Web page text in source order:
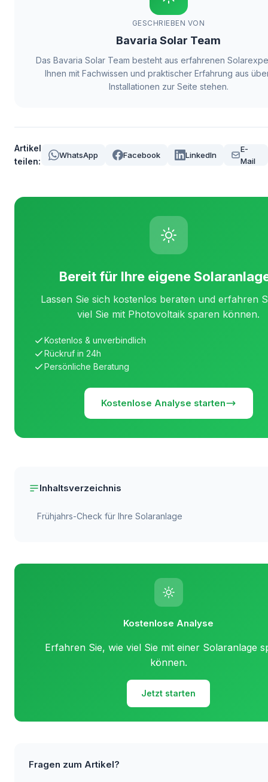
GESCHRIEBEN VON
Bavaria Solar Team
Das Bavaria Solar Team besteht aus erfahrenen
Ihnen mit Fachwissen und praktischer Erfahrung aus
Installationen zur Seite stehen.
Artikel
teilen:
WhatsApp Facebook LinkedIn
E-
Mail
Bereit für Ihre eigene
Lassen Sie sich kostenlos beraten und erfahren
viel Sie mit Photovoltaik sparen können.
Kostenlos & unverbindlich
Rückruf in 24h
Persönliche Beratung
Kostenlose Analyse starten
Inhaltsverzeichnis
Frühjahrs-Check für Ihre Solaranlage
Kostenlose Analyse
Erfahren Sie, wie viel Sie mit einer Solaranlage
können.
Jetzt starten
Fragen zum Artikel?